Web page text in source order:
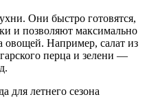
Они быстро готовятся,
и позволяют максимально
овощей. Например, салат из
перца и зелени —